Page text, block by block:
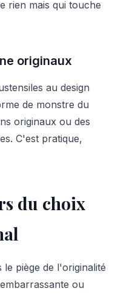
rien mais qui touche
originaux
au design
de monstre du
originaux ou des
C'est pratique,
du choix
piège de l'originalité
ou